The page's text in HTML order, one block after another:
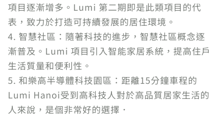
項目逐漸增多。Lumi 第二期即是此類項目的代
表，致力於打造可持續發展的居住環境。
4. 智慧社區：隨著科技的進步，智慧社區概念逐
漸普及。Lumi 項目引入智能家居系統，提高住戶
生活質量和便利性。
5. 和樂高半導體科技園區：距離15分鐘車程的
Lumi Hanoi受到高科技人對於高品質居家生活的
人來說，是個非常好的選擇．